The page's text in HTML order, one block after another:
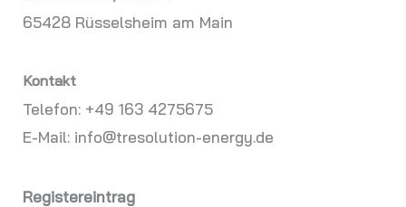
65428 Rüsselsheim am Main
Kontakt
Telefon: +49 163 4275675
E-Mail: info@tresolution-energy.de
Registereintrag